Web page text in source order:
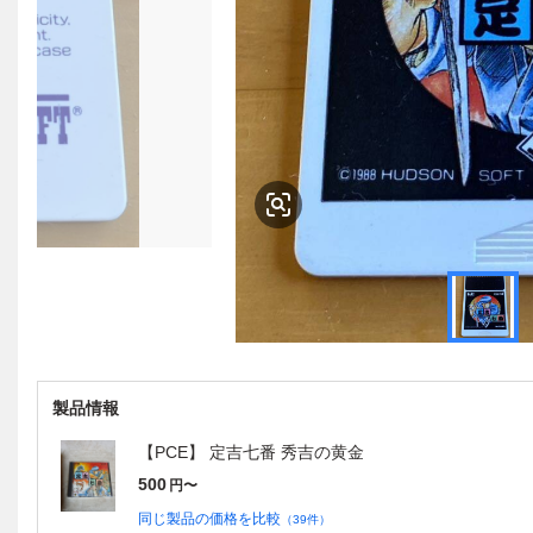
製品情報
【PCE】 定吉七番 秀吉の黄金
500 円〜
同じ製品の価格を比較 （39件）